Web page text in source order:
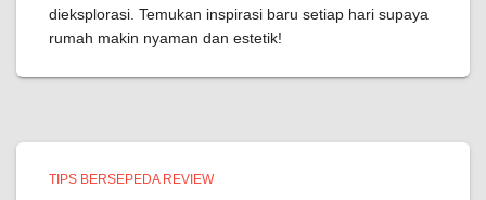
dieksplorasi. Temukan inspirasi baru setiap hari supaya
rumah makin nyaman dan estetik!
TIPS BERSEPEDA REVIEW